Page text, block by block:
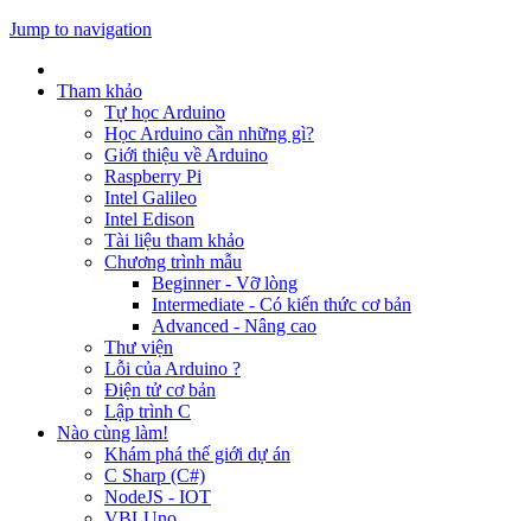
Jump to navigation
Tham khảo
Tự học Arduino
Học Arduino cần những gì?
Giới thiệu về Arduino
Raspberry Pi
Intel Galileo
Intel Edison
Tài liệu tham khảo
Chương trình mẫu
Beginner - Vỡ lòng
Intermediate - Có kiến thức cơ bản
Advanced - Nâng cao
Thư viện
Lỗi của Arduino ?
Điện tử cơ bản
Lập trình C
Nào cùng làm!
Khám phá thế giới dự án
C Sharp (C#)
NodeJS - IOT